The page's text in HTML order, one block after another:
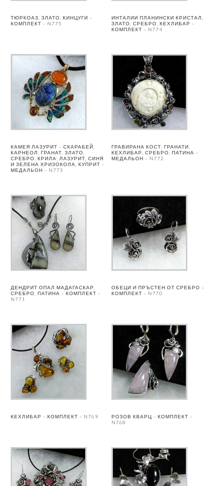
ТЮРКОАЗ, ЗЛАТО, КИНЦУГИ –
КОМПЛЕКТ – N775
ИНТАЛИИ ПЛАНИНСКИ КРИСТАЛ,
ЗЛАТО, СРЕБРО, КЕХЛИБАР –
КОМПЛЕКТ – N774
КАМЕЯ ЛАЗУРИТ – СКАРАБЕЙ,
КАРНЕОЛ, ГРАНАТ, ЗЛАТО,
СРЕБРО. КРИЛА: ЛАЗУРИТ, СИНЯ
И ЗЕЛЕНА ХРИЗОКОЛА, КУПРИТ –
МЕДАЛЬОН – N773
ГРАВИРАНА КОСТ, ГРАНАТИ,
КЕХЛИБАР, СРЕБРО, ПАТИНА –
МЕДАЛЬОН – N772
ДЕНДРИТ ОПАЛ МАДАГАСКАР,
СРЕБРО, ПАТИНА – КОМПЛЕКТ –
N771
ОБЕЦИ И ПРЪСТЕН ОТ СРЕБРО –
КОМПЛЕКТ – N770
КЕХЛИБАР – КОМПЛЕКТ – N769
РОЗОВ КВАРЦ – КОМПЛЕКТ –
N768